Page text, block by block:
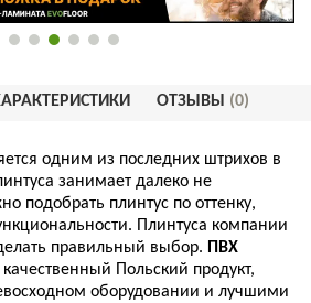
ОТЗЫВЫ (0)
одним из последних штрихов в
занимает далеко не
подобрать плинтус по оттенку,
. Плинтуса компании
правильный выбор. ПВХ
качественный Польский продукт,
оборудовании и лучшими